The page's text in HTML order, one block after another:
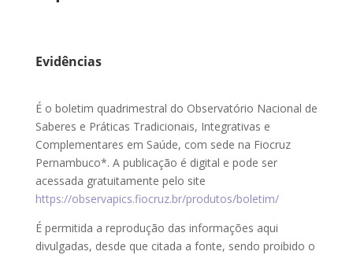
Evidências
É o boletim quadrimestral do Observatório Nacional de
Saberes e Práticas Tradicionais, Integrativas e
Complementares em Saúde, com sede na Fiocruz
Pernambuco*. A publicação é digital e pode ser
acessada gratuitamente pelo site
https://observapics.fiocruz.br/produtos/boletim/
É permitida a reprodução das informações aqui
divulgadas, desde que citada a fonte, sendo proibido o